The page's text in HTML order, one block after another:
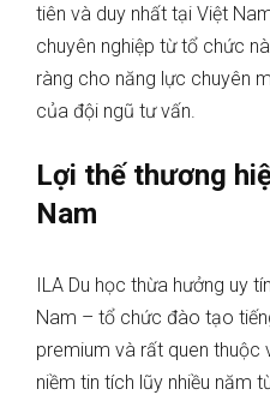
tiên và duy nhất tại Việt
chuyên nghiệp từ tổ chức
ràng cho năng lực chuyên
của đội ngũ tư vấn.
Lợi thế thương
Nam
ILA Du học thừa hưởng uy
Nam – tổ chức đào tạo
premium và rất quen thuộc
niềm tin tích lũy nhiều năm